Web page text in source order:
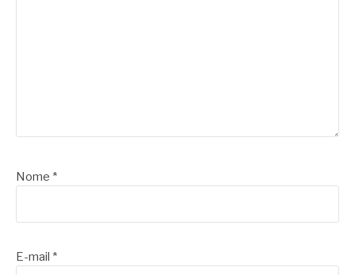
Nome *
E-mail *